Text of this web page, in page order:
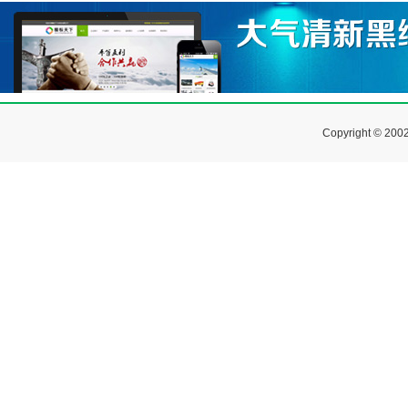
Copyright ©